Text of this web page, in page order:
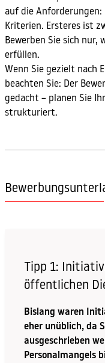
auf die Anforderungen:
Kriterien. Ersteres ist
Bewerben Sie sich nur,
erfüllen.
Wenn Sie gezielt nach
beachten Sie: Der
gedacht – planen Sie
strukturiert.
Tipp 1:
öffentlichen
Bislang waren
eher unüblich, da
ausgeschrieben
Personalmangels